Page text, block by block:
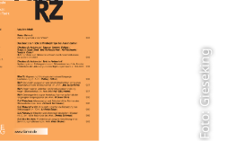
Foto: Gieseking